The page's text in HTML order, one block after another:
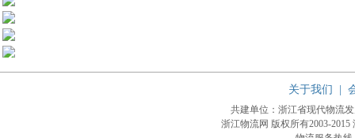
关于我们
共建单位：浙江省现代物流
浙江物流网 版权所有2003-2015